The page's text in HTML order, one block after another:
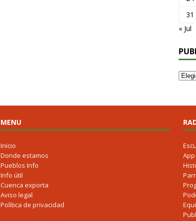
31
« Jul
MENU
Inicio
Donde estamos
Pueblos Info
Info útil
Cuenca exporta
Aviso legal
Política de privacidad
App